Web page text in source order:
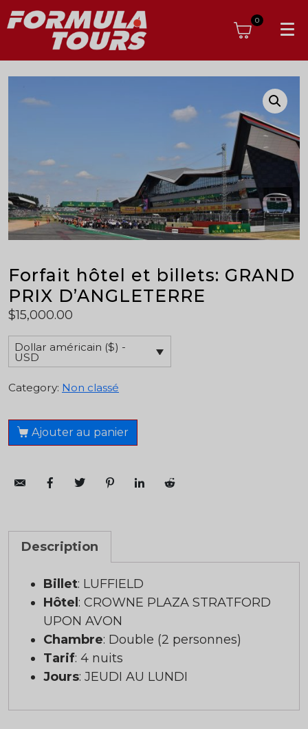
0
Forfait hôtel et billets: GRAND
PRIX D’ANGLETERRE
$15,000.00
Dollar américain ($) -
USD
Category: Non classé
Ajouter au panier
Description
Billet: LUFFIELD
Hôtel : CROWNE PLAZA STRATFORD
UPON AVON
Chambre: Double (2 personnes)
Tarif: 4 nuits
Jours: JEUDI AU LUNDI